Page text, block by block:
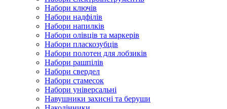
Набори ключів
Набори надфілів
Набори напилків
Набори олівців та маркерів
Набори пласкозубців
Набори полотен для лобзиків
Набори рашпілів
Набори свердел
Набори стамесок
Набори універсальні
Навушники захисні та беруши